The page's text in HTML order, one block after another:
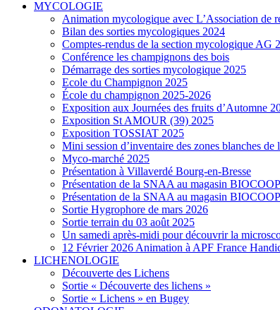
MYCOLOGIE
Animation mycologique avec L’Association de
Bilan des sorties mycologiques 2024
Comptes-rendus de la section mycologique AG
Conférence les champignons des bois
Démarrage des sorties mycologique 2025
Ecole du Champignon 2025
École du champignon 2025-2026
Exposition aux Journées des fruits d’Automne
Exposition St AMOUR (39) 2025
Exposition TOSSIAT 2025
Mini session d’inventaire des zones blanches
Myco-marché 2025
Présentation à Villaverdé Bourg-en-Bresse
Présentation de la SNAA au magasin
Présentation de la SNAA au magasin
Sortie Hygrophore de mars 2026
Sortie terrain du 03 août 2025
Un samedi après-midi pour découvrir la
12 Février 2026 Animation à APF France
LICHENOLOGIE
Découverte des Lichens
Sortie « Découverte des lichens »
Sortie « Lichens » en Bugey